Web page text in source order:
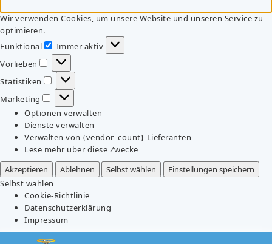
Wir verwenden Cookies, um unsere Website und unseren Service zu
optimieren.
Funktional
Funktional
Immer aktiv
Vorlieben
Vorlieben
Statistiken
Statistiken
Marketing
Marketing
Optionen verwalten
Dienste verwalten
Verwalten von {vendor_count}-Lieferanten
Lese mehr über diese Zwecke
Akzeptieren
Ablehnen Selbst wählen
Einstellungen speichern
Selbst wählen
Cookie-Richtlinie
Datenschutzerklärung
Impressum